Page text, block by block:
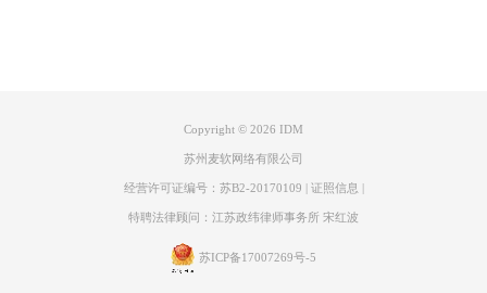
图3：IDM+m3u8批量下载器
③电影能保存到百度云盘的话，可以通过IDM配套油猴插件，得到该电影
在百度云盘中的下载直链，从而达到高速下载的目的（具体操作请点击：
idm怎么下载百度云文件 idm怎么下载百度网盘的资源？
Copyright © 2026 IDM
苏州麦软网络有限公司
经营许可证编号：苏B2-20170109 证照信息
特聘法律顾问：江苏政纬律师事务所 宋红波
苏ICP备17007269号-5